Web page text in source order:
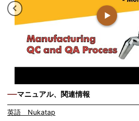
マニュアル、関連情報
英語 Nukatap